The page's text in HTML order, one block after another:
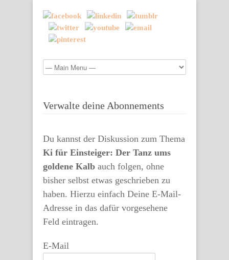
Verwalte deine Abonnements
Du kannst der Diskussion zum Thema
Ki für Einsteiger: Der Tanz ums
goldene Kalb auch folgen, ohne
bisher selbst etwas geschrieben zu
haben. Hierzu einfach Deine E-Mail-
Adresse in das dafür vorgesehene
Feld eintragen.
E-Mail